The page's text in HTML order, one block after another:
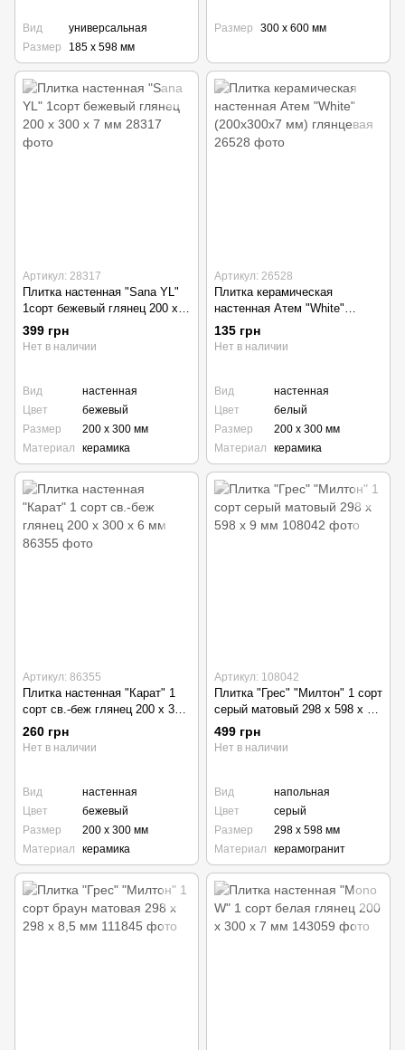
Вид
универсальная
Размер
185 х 598 мм
Размер 300 х 600 мм
Артикул: 28317
Плитка настенная "Sana YL"
1сорт бежевый глянец 200 х
300 х 7 мм
399 грн
Нет в наличии
Вид
настенная
Цвет
бежевый
Размер
200 х 300 мм
Материал
керамика
Артикул: 26528
Плитка керамическая
настенная Атем "White"
(200х300х7 мм) глянцевая
135 грн
Нет в наличии
Вид
настенная
Цвет
белый
Размер
200 х 300 мм
Материал
керамика
Артикул: 86355
Плитка настенная "Карат" 1
сорт св.-беж глянец 200 х 300
х 6 мм
260 грн
Нет в наличии
Вид
настенная
Цвет
бежевый
Размер
200 х 300 мм
Материал
керамика
Артикул: 108042
Плитка "Грес" "Милтон" 1 сорт
серый матовый 298 х 598 х 9
мм
499 грн
Нет в наличии
Вид
напольная
Цвет
серый
Размер
298 х 598 мм
Материал
керамогранит